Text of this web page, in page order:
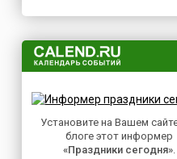
Исландия
Италия
Казахстан
Камерун
Канада
Независимые
Природные
Медицинские
Посты
Установите на Вашем
блоге этот информер
«Праздники сегодня».